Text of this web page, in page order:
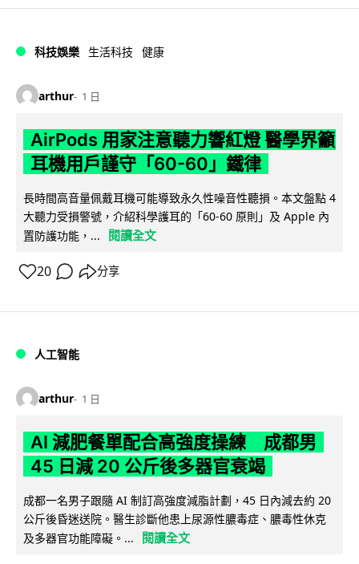
科技娛樂 生活科技 健康
arthur 1 日
AirPods 用家注意聽力響紅燈 醫學界籲
耳機用戶謹守「60-60」鐵律
長時間高音量佩戴耳機可能導致永久性噪音性聽損。本文盤點 4
大聽力受損警號，介紹科學護耳的「60-60 原則」及 Apple 內
置防護功能，...
閱讀全文
20 分享
人工智能
arthur 1 日
AI 減肥餐單配合高強度操練 成都男
45 日減 20 公斤後多器官衰竭
成都一名男子跟隨 AI 制訂高強度減脂計劃，45 日內減去約 20
公斤後昏迷送院。醫生診斷他患上尿源性膿毒症、膿毒性休克
及多器官功能障礙。...
閱讀全文